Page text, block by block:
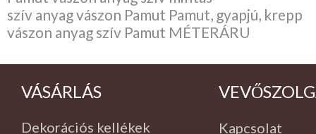
szív anyag vászon Pamut Pamut, gyapjú, krepp
vászon anyag szív Pamut MÉTERÁRU
VÁSÁRLÁS
Dekorációs kellékek Kapcsolat